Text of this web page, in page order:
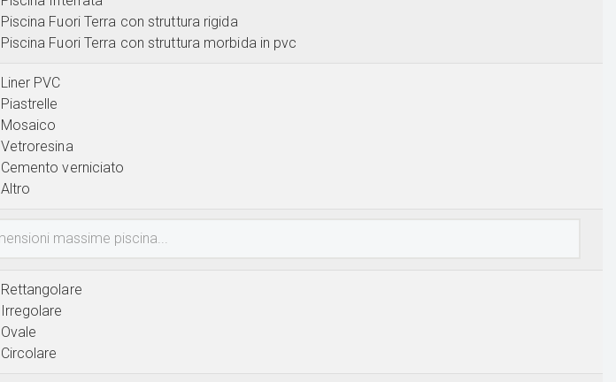
Piscina Fuori Terra con struttura rigida
Piscina Fuori Terra con struttura morbida in pvc
Liner PVC
Piastrelle
Mosaico
Vetroresina
Cemento verniciato
Altro
Rettangolare
Irregolare
Ovale
Circolare